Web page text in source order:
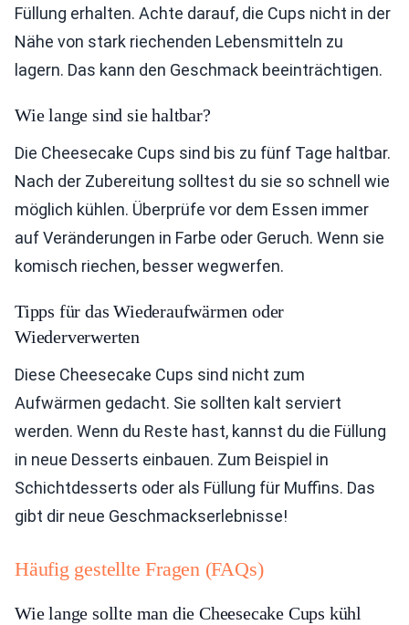
Füllung erhalten. Achte darauf, die Cups nicht in der
Nähe von stark riechenden Lebensmitteln zu
lagern. Das kann den Geschmack beeinträchtigen.
Wie lange sind sie haltbar?
Die Cheesecake Cups sind bis zu fünf Tage haltbar.
Nach der Zubereitung solltest du sie so schnell wie
möglich kühlen. Überprüfe vor dem Essen immer
auf Veränderungen in Farbe oder Geruch. Wenn sie
komisch riechen, besser wegwerfen.
Tipps für das Wiederaufwärmen oder
Wiederverwerten
Diese Cheesecake Cups sind nicht zum
Aufwärmen gedacht. Sie sollten kalt serviert
werden. Wenn du Reste hast, kannst du die Füllung
in neue Desserts einbauen. Zum Beispiel in
Schichtdesserts oder als Füllung für Muffins. Das
gibt dir neue Geschmackserlebnisse!
Häufig gestellte Fragen (FAQs)
Wie lange sollte man die Cheesecake Cups kühl